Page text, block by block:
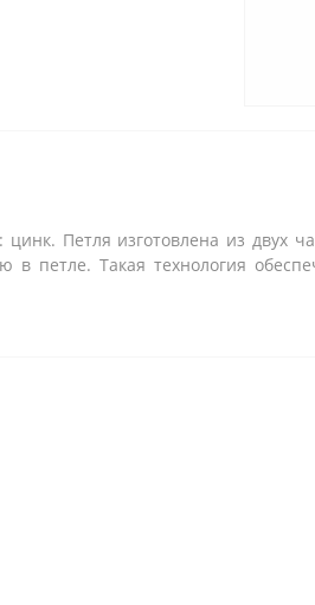
Петля изготовлена из двух
петле. Такая технология